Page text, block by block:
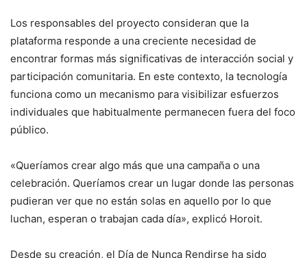
Los responsables del proyecto consideran que la
plataforma responde a una creciente necesidad de
encontrar formas más significativas de interacción social y
participación comunitaria. En este contexto, la tecnología
funciona como un mecanismo para visibilizar esfuerzos
individuales que habitualmente permanecen fuera del foco
público.
«Queríamos crear algo más que una campaña o una
celebración. Queríamos crear un lugar donde las personas
pudieran ver que no están solas en aquello por lo que
luchan, esperan o trabajan cada día», explicó Horoit.
Desde su creación, el Día de Nunca Rendirse ha sido